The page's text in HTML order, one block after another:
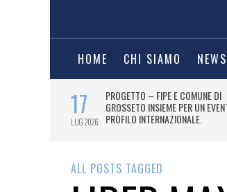
HOME CHI SIAMO NEWS
17
LUG 2026
PROGETTO – FIPE E COMUNE DI
GROSSETO INSIEME PER UN
PROFILO INTERNAZIONALE.
ALL POSTS TAGGED